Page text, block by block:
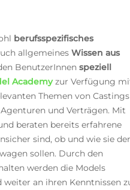
berufsspezifisches
allgemeines Wissen aus
BenutzerInnen speziell
Academyzur Verfügung
Themen von Castings
und Verträgen. Mit
beraten bereits erfahrene
sind, ob und wie sie
sollen. Durch den
werden die Models
an ihren Kenntnissen